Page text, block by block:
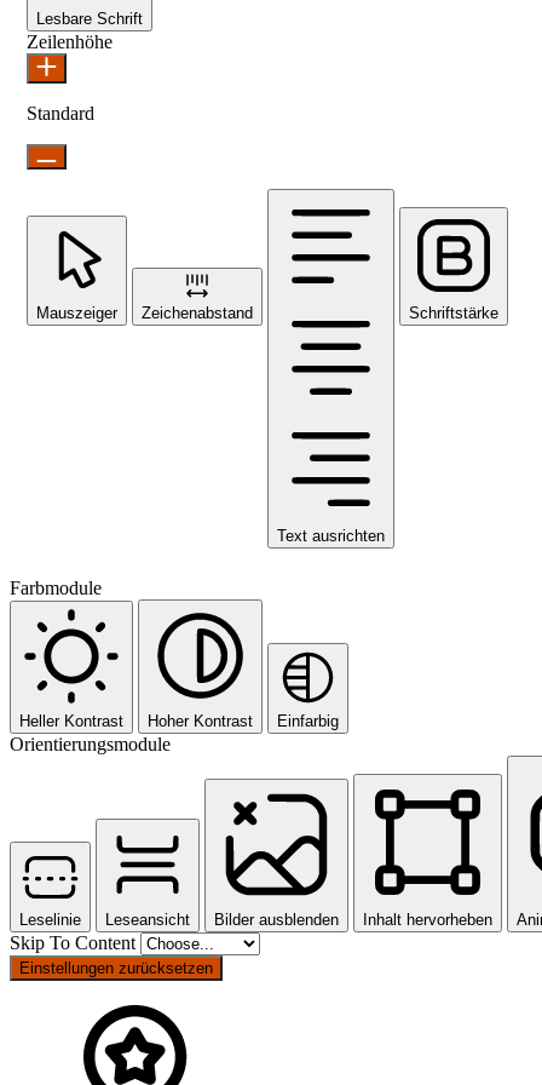
Lesbare Schrift
Zeilenhöhe
Standard
Mauszeiger Zeichenabstand
Text ausrichten
Schriftstärke
Farbmodule
Heller Kontrast Hoher Kontrast Einfarbig
Orientierungsmodule
Leselinie Leseansicht Bilder ausblenden Inhalt hervorheben
Skip To Content
Einstellungen zurücksetzen